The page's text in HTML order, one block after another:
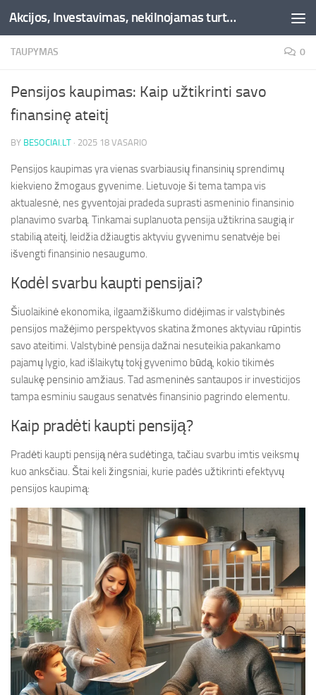
Skip to content Akcijos, Investavimas, nekilnojamas turtas, kriptovaliutos - Besociai.lt
TAUPYMAS 0
Pensijos kaupimas: Kaip užtikrinti savo
finansinę ateitį
BY BESOCIAI.LT · 2025 18 VASARIO
Pensijos kaupimas yra vienas svarbiausių finansinių sprendimų
kiekvieno žmogaus gyvenime. Lietuvoje ši tema tampa vis
aktualesnė, nes gyventojai pradeda suprasti asmeninio finansinio
planavimo svarbą. Tinkamai suplanuota pensija užtikrina saugią ir
stabilią ateitį, leidžia džiaugtis aktyviu gyvenimu senatvėje bei
išvengti finansinio nesaugumo.
Kodėl svarbu kaupti pensijai?
Šiuolaikinė ekonomika, ilgaamžiškumo didėjimas ir valstybinės
pensijos mažėjimo perspektyvos skatina žmones aktyviau rūpintis
savo ateitimi. Valstybinė pensija dažnai nesuteikia pakankamo
pajamų lygio, kad išlaikytų tokį gyvenimo būdą, kokio tikimės
sulaukę pensinio amžiaus. Tad asmeninės santaupos ir investicijos
tampa esminiu saugaus senatvės finansinio pagrindo elementu.
Kaip pradėti kaupti pensiją?
Pradėti kaupti pensiją nėra sudėtinga, tačiau svarbu imtis veiksmų
kuo anksčiau. Štai keli žingsniai, kurie padės užtikrinti efektyvų
pensijos kaupimą: